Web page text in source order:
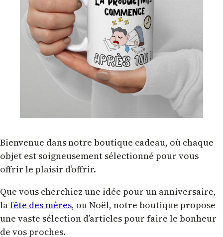
Bienvenue dans notre boutique cadeau, où chaque
objet est soigneusement sélectionné pour vous
offrir le plaisir d’offrir.
Que vous cherchiez une idée pour un anniversaire,
lafête des mères, ou Noël, notre boutique propose
une vaste sélection d’articles pour faire le bonheur
de vos proches.